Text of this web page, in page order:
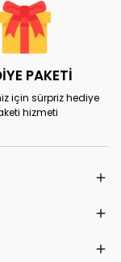
PAKETİ
için sürpriz hediye
hizmeti